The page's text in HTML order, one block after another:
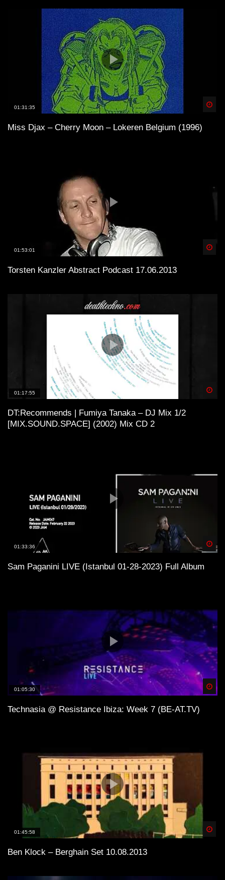
01:31:35
Miss Djax – Cherry Moon – Lokeren Belgium (1996)
01:53:01
Torsten Kanzler Abstract Podcast 17.06.2013
01:17:55
DT:Recommends | Fumiya Tanaka – DJ Mix 1/2
[MIX.SOUND.SPACE] (2002) Mix CD 2
01:33:36
Sam Paganini LIVE (Istanbul 01-28-2023) Full Album
01:05:30
Technasia @ Resistance Ibiza: Week 7 (BE-AT.TV)
01:45:58
Ben Klock – Berghain Set 10.08.2013